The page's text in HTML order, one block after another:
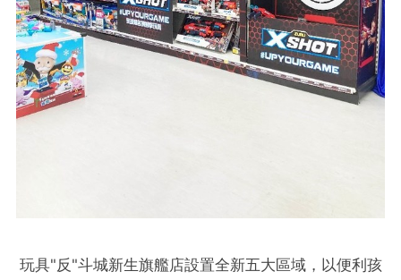
玩具"反"斗城新生旗艦店設置全新五大區域，以便利孩